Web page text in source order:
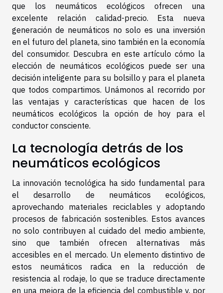
que los neumáticos ecológicos ofrecen una
excelente relación calidad-precio. Esta nueva
generación de neumáticos no solo es una inversión
en el futuro del planeta, sino también en la economía
del consumidor. Descubra en este artículo cómo la
elección de neumáticos ecológicos puede ser una
decisión inteligente para su bolsillo y para el planeta
que todos compartimos. Unámonos al recorrido por
las ventajas y características que hacen de los
neumáticos ecológicos la opción de hoy para el
conductor consciente.
La tecnología detrás de los
neumáticos ecológicos
La innovación tecnológica ha sido fundamental para
el desarrollo de neumáticos ecológicos,
aprovechando materiales reciclables y adoptando
procesos de fabricación sostenibles. Estos avances
no solo contribuyen al cuidado del medio ambiente,
sino que también ofrecen alternativas más
accesibles en el mercado. Un elemento distintivo de
estos neumáticos radica en la reducción de
resistencia al rodaje, lo que se traduce directamente
en una mejora de la eficiencia del combustible y, por